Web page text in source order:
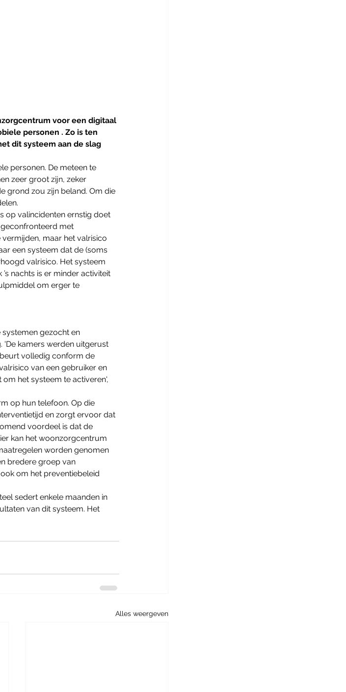
voor een digitaal
personen . Zo is ten
dit systeem aan de slag
personen. De meteen te
zeer groot zijn, zeker
grond zou zijn beland. Om die
op valincidenten ernstig doet
met
maar het valrisico
een systeem dat de (soms
valrisico. Het systeem
nachts is er minder activiteit
om erger te
gezocht en
'De kamers werden uitgerust
volledig conform de
van een gebruiker en
het systeem te activeren',
op hun telefoon. Op die
en zorgt ervoor dat
voordeel is dat de
kan het woonzorgcentrum
worden genomen
bredere groep van
om het preventiebeleid
sedert enkele maanden in
van dit systeem. Het
Alles weergeven